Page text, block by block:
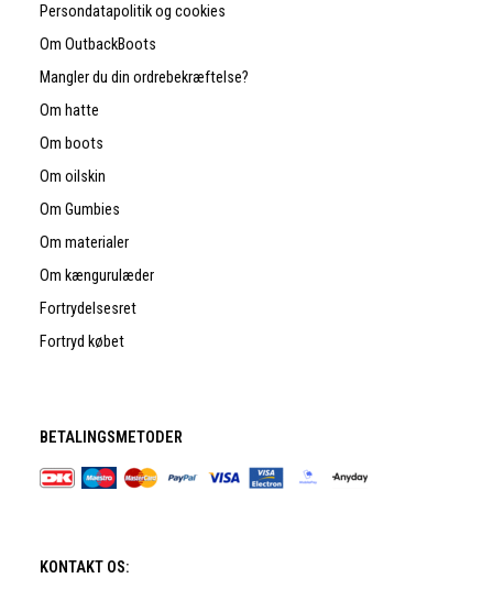
Persondatapolitik og cookies
Om OutbackBoots
Mangler du din ordrebekræftelse?
Om hatte
Om boots
Om oilskin
Om Gumbies
Om materialer
Om kængurulæder
Fortrydelsesret
Fortryd købet
BETALINGSMETODER
KONTAKT OS: